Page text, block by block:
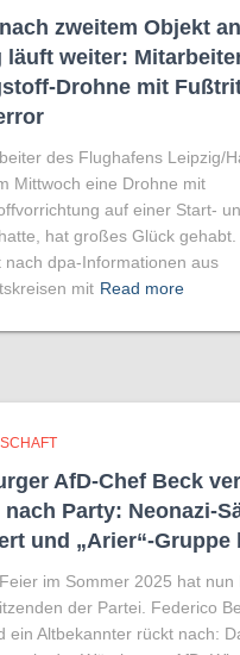
zweitem Objekt
läuft weiter:
Drohne mit
des Flughafens Leipzig/
Mittwoch eine Drohne mit
auf einer Start-
hat großes Glück
nach dpa-Informationen aus
mit Read more
AfD-Chef Beck
nach Party: Neonazi-
und „Arier“-Gruppe
im Sommer 2025 hat
der Partei. Federico
ein Altbekannter rückt nach: